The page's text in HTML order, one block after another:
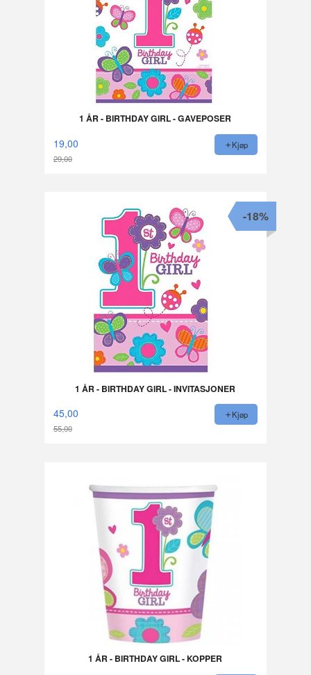
1 ÅR - BIRTHDAY GIRL - GAVEPOSER
19,00
29,00
Kjøp
1 ÅR - BIRTHDAY GIRL - INVITASJONER
45,00
55,00
-18%
Kjøp
1 ÅR - BIRTHDAY GIRL - KOPPER